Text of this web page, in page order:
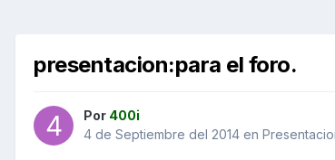
presentacion:para el foro.
Por 400i
4 de Septiembre del 2014 en